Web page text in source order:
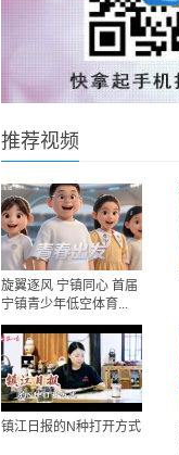
推荐视频
旋翼逐风 宁镇同心 首届
宁镇青少年低空体育...
镇江日报的N种打开方式